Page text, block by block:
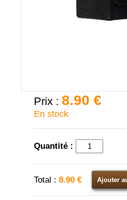
Prix : 8.90 €
En stock
Quantité :
Total :8.90 € Ajouter